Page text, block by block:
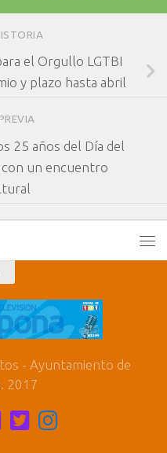
el Orgullo LGTBI
y plazo hasta abril
25 años del Día del
un encuentro
- Ayuntamiento de
2017